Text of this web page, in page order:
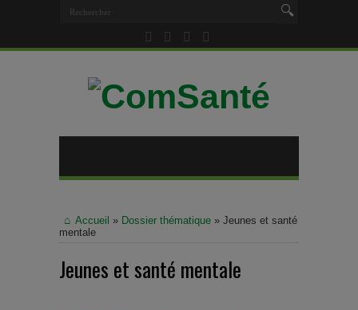
Accueil » Dossier thématique » Jeunes et santé
mentale
Jeunes et santé mentale